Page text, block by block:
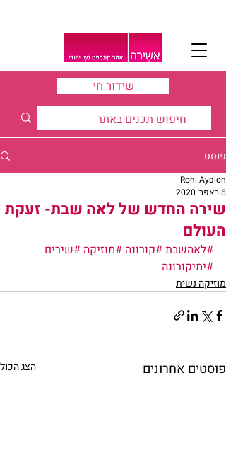
שידור חי
פוסט
שירה החדש של לאה שבת- זעקת
העולם
Roni Ayalon
6 באפר׳ 2020
#לאהשבת#קורונה #מוזיקה #שירים
#ימיקורונה
מוזיקה נשית
פוסטים אחרונים הצג הכול